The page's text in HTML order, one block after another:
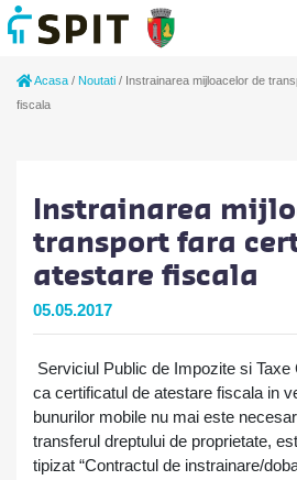
Acasa / Noutati / Instrainarea mijloacelor de
fiscala
Instrainarea
transport fara
atestare fiscala
05.05.2017
Serviciul Public de Impozite si
ca certificatul de atestare fiscala in
bunurilor mobile nu mai este
transferul dreptului de proprietate,
tipizat “Contractul de instrainare/